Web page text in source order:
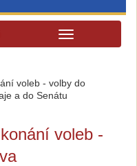
voleb - volby do
a do Senátu
voleb -